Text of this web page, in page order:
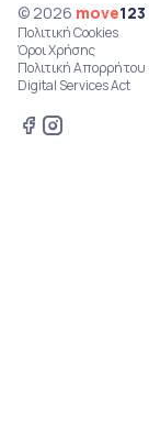
© 2026 move123
Πολιτική Cookies
Όροι Χρήσης
Πολιτική Απορρήτου
Digital Services Act